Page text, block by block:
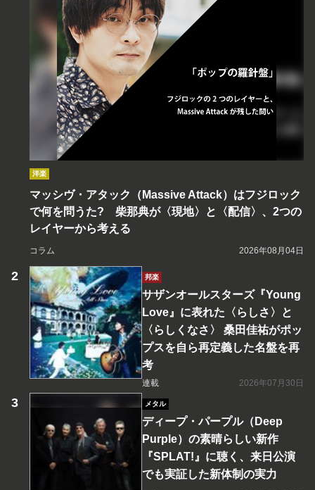
洋楽
マッシヴ・アタック（Massive Attack）はフジロック
で何を問うた? 柴那典が〈現地〉と〈配信〉、2つの
レイヤーから考える
コラム 2026年08月04日
邦楽
サザンオールスターズ『Young
Love』に表れた〈らしさ〉と
〈らしくなさ〉 桑田佳祐がポッ
プスを自ら再定義した名盤を再
考
連載 2026年07月30日
メタル
ディープ・パープル（Deep
Purple）の素晴らしい新作
『SPLAT!』に聴く、来日公演
でも実証した新体制の実力